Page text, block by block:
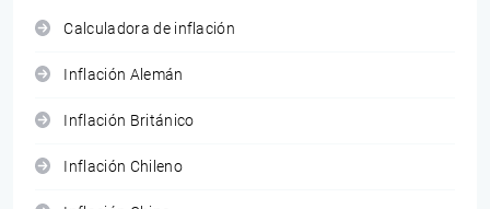
Calculadora de inflación
Inflación Alemán
Inflación Británico
Inflación Chileno